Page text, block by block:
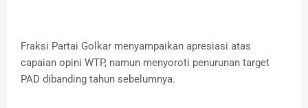
Fraksi Partai Golkar menyampaikan apresiasi atas
capaian opini WTP, namun menyoroti penurunan target
PAD dibanding tahun sebelumnya.